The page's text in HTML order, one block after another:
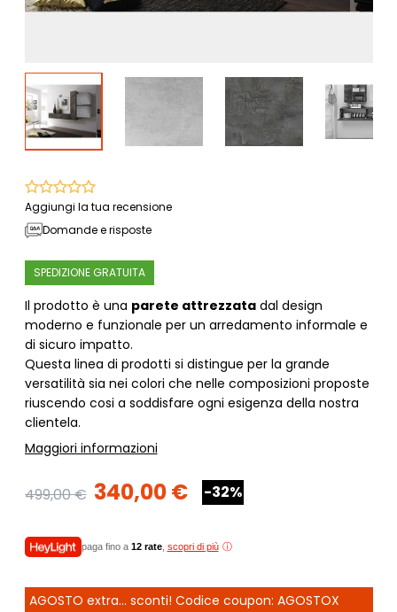
Aggiungi la tua recensione
Domande e risposte
SPEDIZIONE GRATUITA
Il prodotto è una parete attrezzatadal design
moderno e funzionale per un arredamento informale e
di sicuro impatto.
Questa linea di prodotti si distingue per la grande
versatilità sia nei colori che nelle composizioni proposte
riuscendo cosi a soddisfare ogni esigenza della nostra
clientela.
Maggiori informazioni
499,00 € 340,00 € -32%
paga fino a 12 rate, scopri di più
AGOSTO extra... sconti! Codice coupon: AGOSTOX